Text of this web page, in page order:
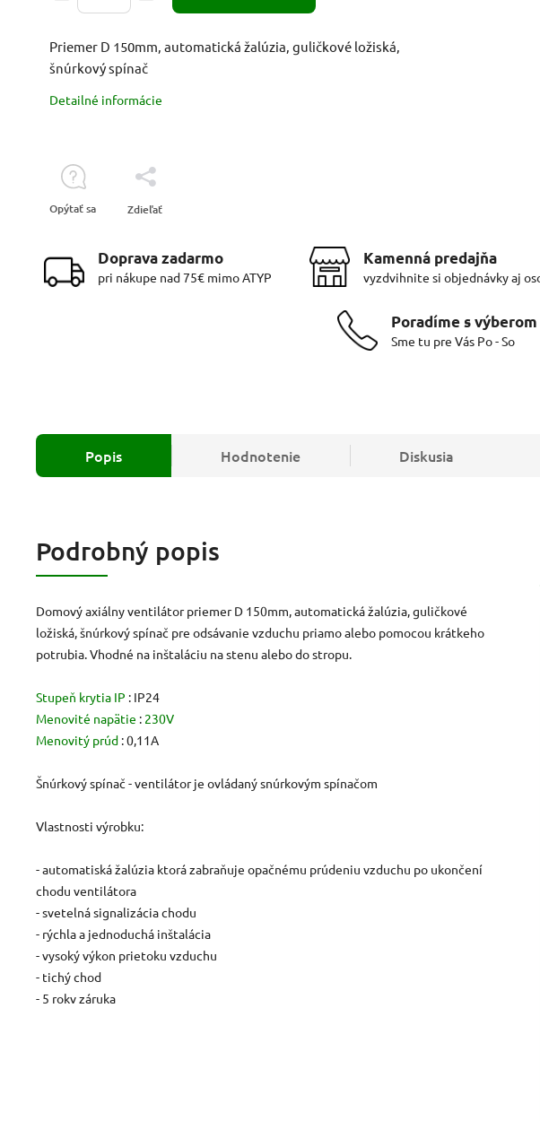
Priemer D 150mm, automatická žalúzia, guličkové ložiská,
šnúrkový spínač
Detailné informácie
Opýtať sa Zdieľať
Doprava zadarmo
pri nákupe nad 75€ mimo ATYP
Kamenná predajňa
vyzdvihnite si objednávky aj
Poradíme s výberom
Sme tu pre Vás Po - So
Popis Hodnotenie Diskusia
Podrobný popis
Domový axiálny ventilátor priemer D 150mm, automatická žalúzia, guličkové
ložiská, šnúrkový spínač pre odsávanie vzduchu priamo alebo pomocou krátkeho
potrubia. Vhodné na inštaláciu na stenu alebo do stropu.
Stupeň krytia IP : IP24
Menovité napätie : 230V
Menovitý prúd : 0,11A
Šnúrkový spínač - ventilátor je ovládaný snúrkovým spínačom
Vlastnosti výrobku:
- automatiská žalúzia ktorá zabraňuje opačnému prúdeniu vzduchu po ukončení
chodu ventilátora
- svetelná signalizácia chodu
- rýchla a jednoduchá inštalácia
- vysoký výkon prietoku vzduchu
- tichý chod
- 5 rokv záruka